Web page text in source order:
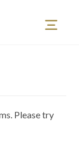
Please try